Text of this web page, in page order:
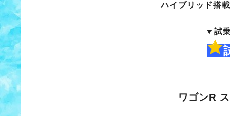
ハイブリッド搭
▼試
ワゴンR